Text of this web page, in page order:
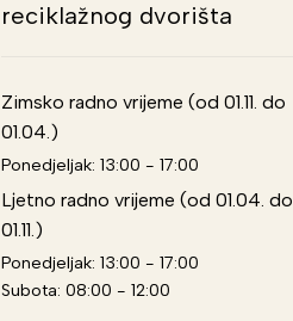
reciklažnog dvorišta
Zimsko radno vrijeme (od 01.11. do
01.04.)
Ponedjeljak: 13:00 - 17:00
Ljetno radno vrijeme (od 01.04. do
01.11.)
Ponedjeljak: 13:00 - 17:00
Subota: 08:00 - 12:00